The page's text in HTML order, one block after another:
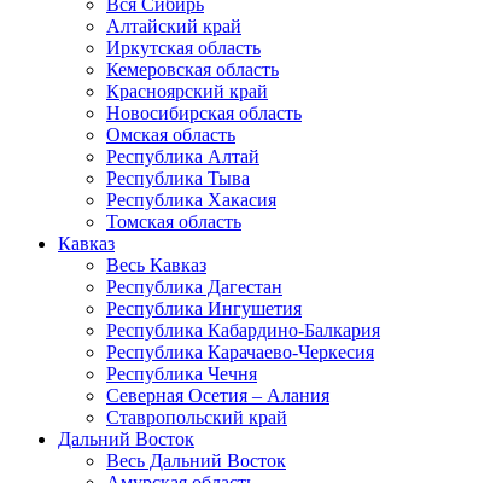
Вся Сибирь
Алтайский край
Иркутская область
Кемеровская область
Красноярский край
Новосибирская область
Омская область
Республика Алтай
Республика Тыва
Республика Хакасия
Томская область
Кавказ
Весь Кавказ
Республика Дагестан
Республика Ингушетия
Республика Кабардино-Балкария
Республика Карачаево-Черкесия
Республика Чечня
Северная Осетия – Алания
Ставропольский край
Дальний Восток
Весь Дальний Восток